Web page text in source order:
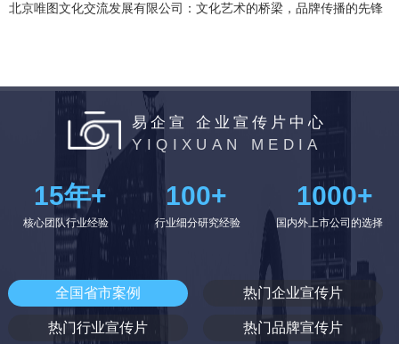
北京唯图文化交流发展有限公司：文化艺术的桥梁，品牌传播的先锋
易企宣 企业宣传片中心
YIQIXUAN MEDIA
15年+
核心团队行业经验
100+
行业细分研究经验
1000+
国内外上市公司的选择
全国省市案例 热门企业宣传片
热门行业宣传片 热门品牌宣传片